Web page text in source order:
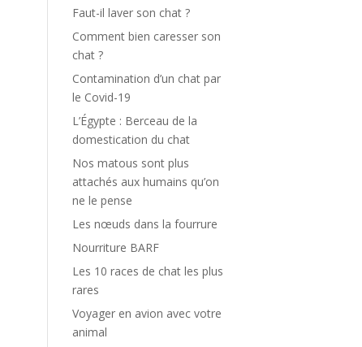
Faut-il laver son chat ?
Comment bien caresser son
chat ?
Contamination d’un chat par
le Covid-19
L’Égypte : Berceau de la
domestication du chat
Nos matous sont plus
attachés aux humains qu’on
ne le pense
Les nœuds dans la fourrure
Nourriture BARF
Les 10 races de chat les plus
rares
Voyager en avion avec votre
animal